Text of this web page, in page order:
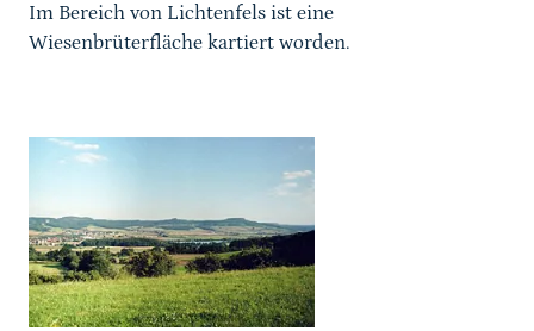
Im Bereich von Lichtenfels ist eine
Wiesenbrüterfläche kartiert worden.